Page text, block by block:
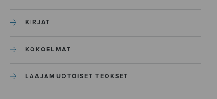
KIRJAT
KOKOELMAT
LAAJAMUOTOISET TEOKSET